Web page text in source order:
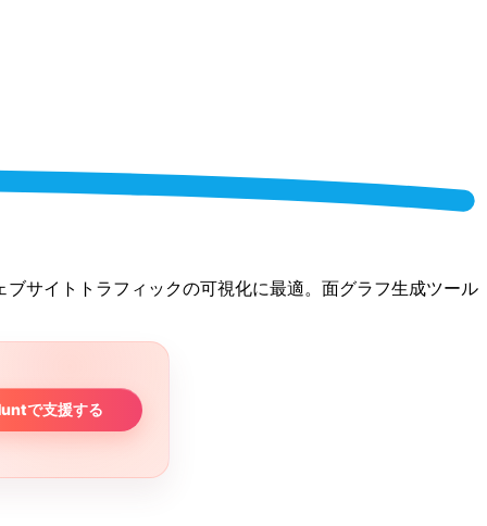
サイトトラフィックの可視化に最適。面グラフ生成ツール
で支援する